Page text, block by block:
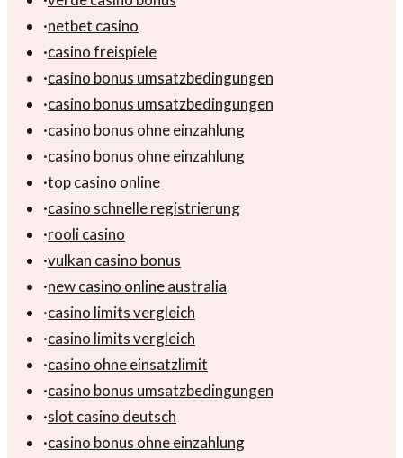
·netbet casino
·casino freispiele
·casino bonus umsatzbedingungen
·casino bonus umsatzbedingungen
·casino bonus ohne einzahlung
·casino bonus ohne einzahlung
·top casino online
·casino schnelle registrierung
·rooli casino
·vulkan casino bonus
·new casino online australia
·casino limits vergleich
·casino limits vergleich
·casino ohne einsatzlimit
·casino bonus umsatzbedingungen
·slot casino deutsch
·casino bonus ohne einzahlung